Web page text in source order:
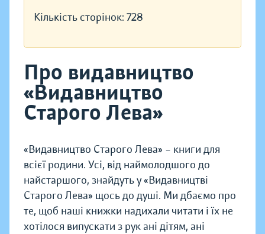
Кількість сторінок: 728
Про видавництво
«Видавництво
Старого Лева»
«Видавництво Старого Лева» – книги для
всієї родини. Усі, від наймолодшого до
найстаршого, знайдуть у «Видавництві
Старого Лева» щось до душі. Ми дбаємо про
те, щоб наші книжки надихали читати і їх не
хотілося випускати з рук ані дітям, ані